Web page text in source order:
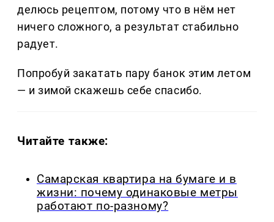
делюсь рецептом, потому что в нём нет
ничего сложного, а результат стабильно
радует.
Попробуй закатать пару банок этим летом
— и зимой скажешь себе спасибо.
Читайте также:
Самарская квартира на бумаге и в
жизни: почему одинаковые метры
работают по-разному?